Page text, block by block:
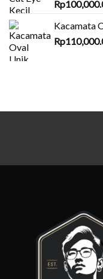
Rp
Kacamata
Rp